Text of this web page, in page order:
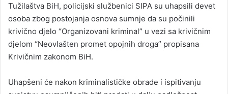
Tužilaštva BiH, policijski službenici SIPA su uhapsili devet
osoba zbog postojanja osnova sumnje da su počinili
krivično djelo “Organizovani kriminal” u vezi sa krivičnim
djelom “Neovlašten promet opojnih droga” propisana
Krivičnim zakonom BiH.
Uhapšeni će nakon kriminalističke obrade i ispitivanju